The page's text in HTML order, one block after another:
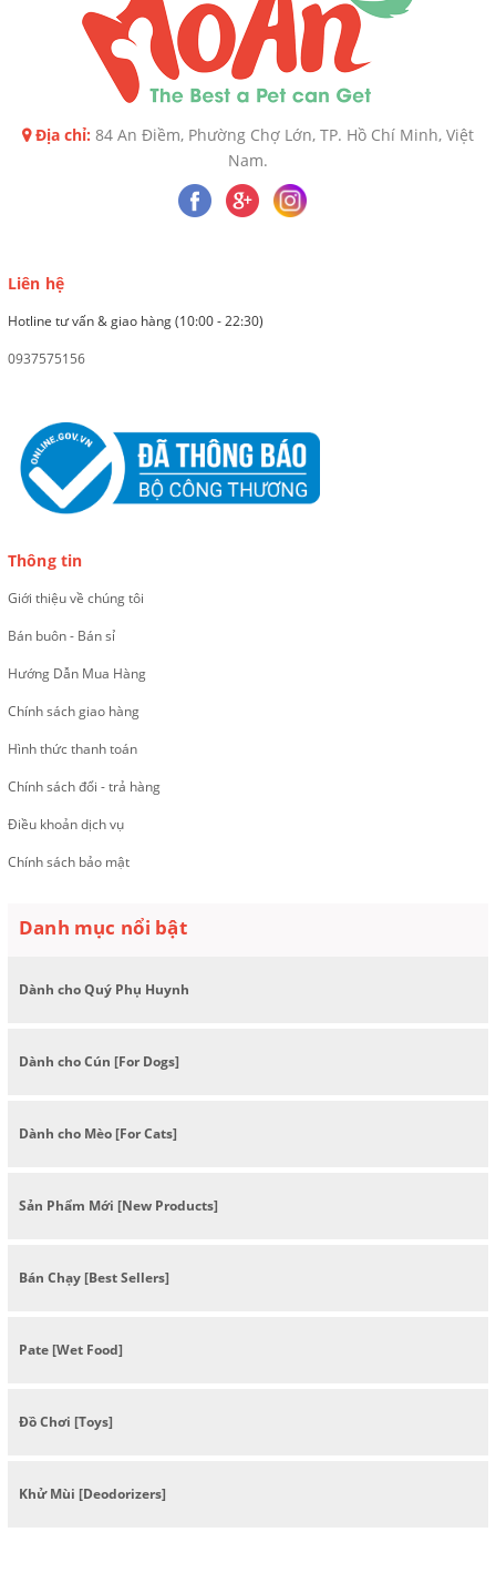
Địa chỉ: 84 An Điềm, Phường Chợ Lớn, TP. Hồ Chí Minh, Việt
Nam.
Liên hệ
Hotline tư vấn & giao hàng (10:00 - 22:30)
0937575156
Thông tin
Giới thiệu về chúng tôi
Bán buôn - Bán sỉ
Hướng Dẫn Mua Hàng
Chính sách giao hàng
Hình thức thanh toán
Chính sách đổi - trả hàng
Điều khoản dịch vụ
Chính sách bảo mật
Danh mục nổi bật
Dành cho Quý Phụ Huynh
Dành cho Cún [For Dogs]
Dành cho Mèo [For Cats]
Sản Phẩm Mới [New Products]
Bán Chạy [Best Sellers]
Pate [Wet Food]
Đồ Chơi [Toys]
Khử Mùi [Deodorizers]